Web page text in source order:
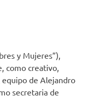
y Mujeres”),
como creativo,
equipo de Alejandro
secretaria de